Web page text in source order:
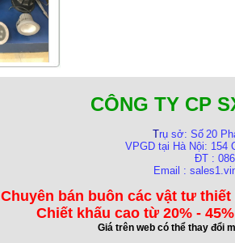
CÔNG TY CP
Trụ sở: Số 20
VPGD tại Hà Nội: 154
ĐT :
Email :
Chuyên bán buôn các vật tư
Chiết khấu cao từ 20% -
Giá trên web có thể thay đổi